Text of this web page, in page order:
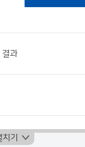
과
치기